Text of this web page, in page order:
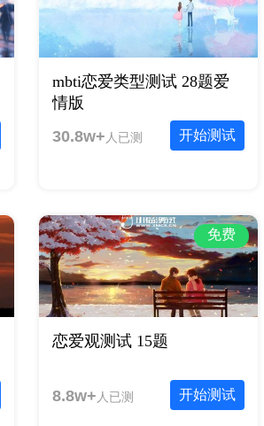
mbti恋爱类型测试 28题爱
情版
开始测试
30.8w+ 人已测
免费
恋爱观测试 15题
开始测试
8.8w+ 人已测